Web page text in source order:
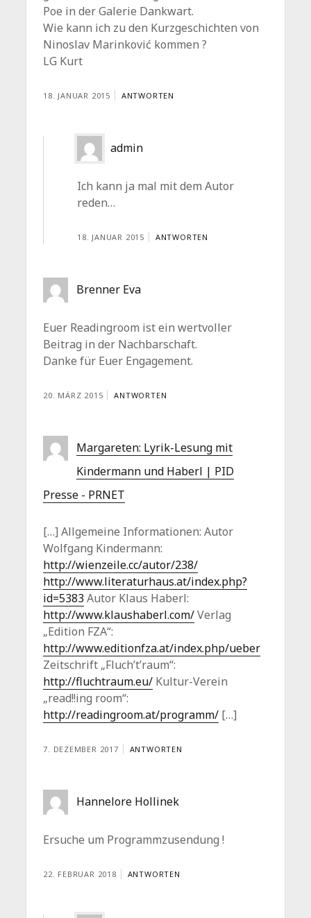
Poe in der Galerie Dankwart.
Wie kann ich zu den Kurzgeschichten von
Ninoslav Marinković kommen ?
LG Kurt
18. JANUAR 2015 ANTWORTEN
admin
Ich kann ja mal mit dem Autor
reden…
18. JANUAR 2015 ANTWORTEN
Brenner Eva
Euer Readingroom ist ein wertvoller
Beitrag in der Nachbarschaft.
Danke für Euer Engagement.
20. MÄRZ 2015 ANTWORTEN
Margareten: Lyrik-Lesung mit
Kindermann und Haberl | PID
Presse - PRNET
[…] Allgemeine Informationen: Autor
Wolfgang Kindermann:
http://wienzeile.cc/autor/238/
http://www.literaturhaus.at/index.php?
id=5383 Autor Klaus Haberl:
http://www.klaushaberl.com/Verlag
„Edition FZA“:
http://www.editionfza.at/index.php/ueber
Zeitschrift „Fluch’t’raum“:
http://fluchtraum.eu/ Kultur-Verein
„read!!ing room“:
http://readingroom.at/programm/ […]
7. DEZEMBER 2017 ANTWORTEN
Hannelore Hollinek
Ersuche um Programmzusendung !
22. FEBRUAR 2018 ANTWORTEN